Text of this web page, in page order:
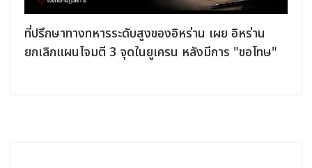
ที่ปรึกษาทางทหารระดับสูงของอิหร่าน เผย อิหร่าน
ยกเลิกแผนโจมตี 3 จุดในยูเครน หลังมีการ "ขอโทษ"